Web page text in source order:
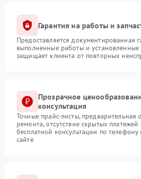
Гарантия на работы и
Предоставляется документированная
выполненные работы и установленные
защищает клиента от повторных
Прозрачное
консультация
Точные прайс-листы, предварительная
ремонта, отсутствие скрытых
бесплатной консультации по
сайте